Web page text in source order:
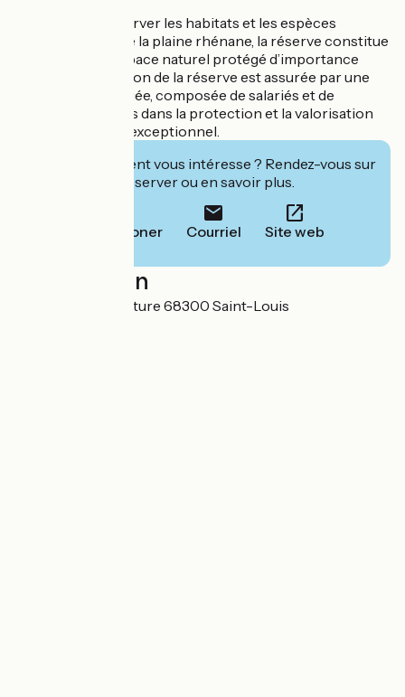
Créée pour préserver les habitats et les espèces
emblématiques de la plaine rhénane, la réserve constitue
aujourd’hui un espace naturel protégé d’importance
nationale. La gestion de la réserve est assurée par une
association engagée, composée de salariés et de
bénévoles investis dans la protection et la valorisation
de ce patrimoine exceptionnel.
Cet établissement vous intéresse ? Rendez-vous sur
leur site pour réserver ou en savoir plus.
Téléphoner Courriel Site web
Localisation
1 rue de la Pisciculture 68300 Saint-Louis